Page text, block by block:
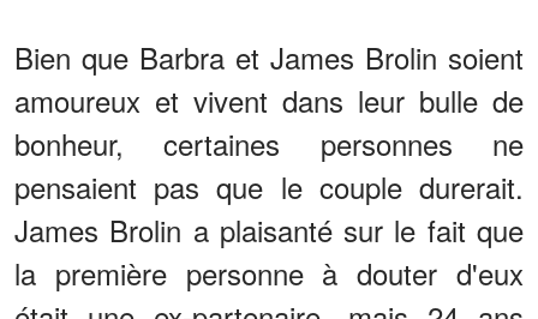
Bien que Barbra et James Brolin soient
amoureux et vivent dans leur bulle de
bonheur, certaines personnes ne
pensaient pas que le couple durerait.
James Brolin a plaisanté sur le fait que
la première personne à douter d'eux